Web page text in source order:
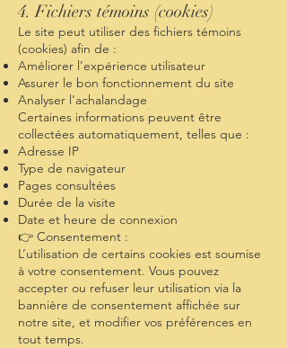
4. Fichiers témoins (cookies)
Le site peut utiliser des fichiers témoins
(cookies) afin de :
Améliorer l’expérience utilisateur
Assurer le bon fonctionnement du site
Analyser l’achalandage
Certaines informations peuvent être
collectées automatiquement, telles que :
Adresse IP
Type de navigateur
Pages consultées
Durée de la visite
Date et heure de connexion
👉 Consentement :
L’utilisation de certains cookies est soumise
à votre consentement. Vous pouvez
accepter ou refuser leur utilisation via la
bannière de consentement affichée sur
notre site, et modifier vos préférences en
tout temps.